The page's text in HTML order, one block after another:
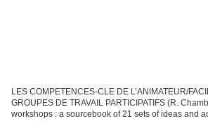
LES COMPETENCES-CLE DE L’ANIMATEUR/
GROUPES DE TRAVAIL PARTICIPATIFS (R.
workshops : a sourcebook of 21 sets of ideas and